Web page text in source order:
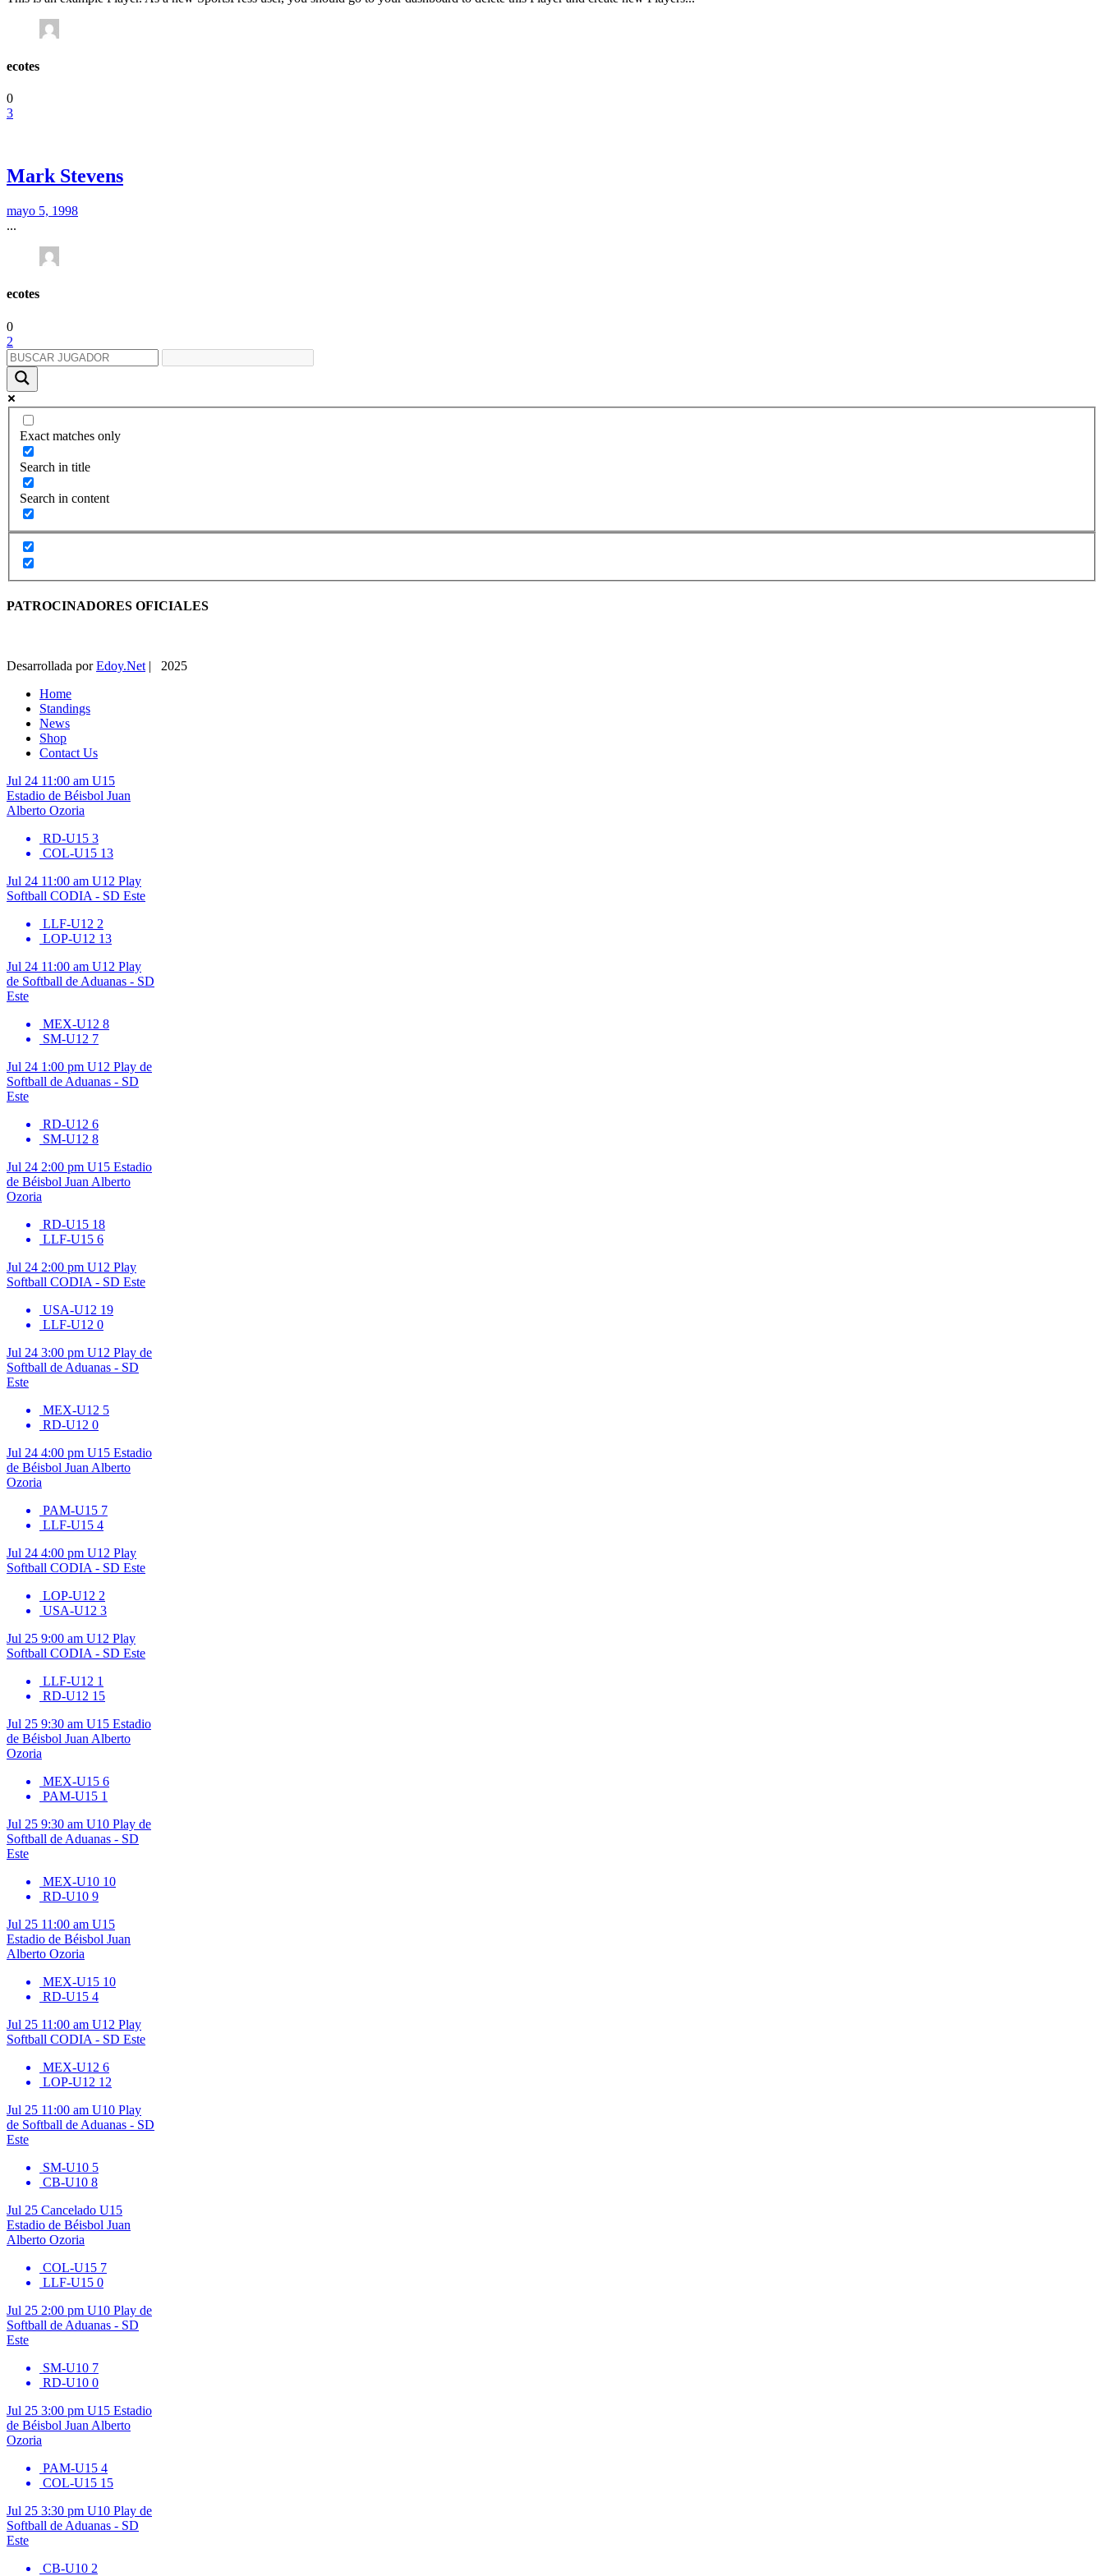
ecotes
0
3
Mark Stevens
mayo 5, 1998
...
ecotes
0
2
Exact matches only
Search in title
Search in content
PATROCINADORES OFICIALES
Desarrollada porEdoy.Net | 2025
Home
Standings
News
Shop
Contact Us
Jul 24 11:00 am U15
Estadio de Béisbol Juan
Alberto Ozoria
RD-U15 3
COL-U15 13
Jul 24 11:00 am U12 Play
Softball CODIA - SD Este
LLF-U12 2
LOP-U12 13
Jul 24 11:00 am U12 Play
de Softball de Aduanas - SD
Este
MEX-U12 8
SM-U12 7
Jul 24 1:00 pm U12 Play de
Softball de Aduanas - SD
Este
RD-U12 6
SM-U12 8
Jul 24 2:00 pm U15 Estadio
de Béisbol Juan Alberto
Ozoria
RD-U15 18
LLF-U15 6
Jul 24 2:00 pm U12 Play
Softball CODIA - SD Este
USA-U12 19
LLF-U12 0
Jul 24 3:00 pm U12 Play de
Softball de Aduanas - SD
Este
MEX-U12 5
RD-U12 0
Jul 24 4:00 pm U15 Estadio
de Béisbol Juan Alberto
Ozoria
PAM-U15 7
LLF-U15 4
Jul 24 4:00 pm U12 Play
Softball CODIA - SD Este
LOP-U12 2
USA-U12 3
Jul 25 9:00 am U12 Play
Softball CODIA - SD Este
LLF-U12 1
RD-U12 15
Jul 25 9:30 am U15 Estadio
de Béisbol Juan Alberto
Ozoria
MEX-U15 6
PAM-U15 1
Jul 25 9:30 am U10 Play de
Softball de Aduanas - SD
Este
MEX-U10 10
RD-U10 9
Jul 25 11:00 am U15
Estadio de Béisbol Juan
Alberto Ozoria
MEX-U15 10
RD-U15 4
Jul 25 11:00 am U12 Play
Softball CODIA - SD Este
MEX-U12 6
LOP-U12 12
Jul 25 11:00 am U10 Play
de Softball de Aduanas - SD
Este
SM-U10 5
CB-U10 8
Jul 25 Cancelado U15
Estadio de Béisbol Juan
Alberto Ozoria
COL-U15 7
LLF-U15 0
Jul 25 2:00 pm U10 Play de
Softball de Aduanas - SD
Este
SM-U10 7
RD-U10 0
Jul 25 3:00 pm U15 Estadio
de Béisbol Juan Alberto
Ozoria
PAM-U15 4
COL-U15 15
Jul 25 3:30 pm U10 Play de
Softball de Aduanas - SD
Este
CB-U10 2